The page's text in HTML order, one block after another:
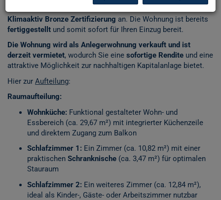
Klimaaktiv Bronze Zertifizierung an. Die Wohnung ist bereits
fertiggestellt und somit sofort für Ihren Einzug bereit.
Die Wohnung wird als Anlegerwohnung verkauft und ist
derzeit vermietet, wodurch Sie eine sofortige Rendite und eine
attraktive Möglichkeit zur nachhaltigen Kapitalanlage bietet.
Hier zur Aufteilung:
Raumaufteilung:
Wohnküche: Funktional gestalteter Wohn- und
Essbereich (ca. 29,67 m²) mit integrierter Küchenzeile
und direktem Zugang zum Balkon
Schlafzimmer 1: Ein Zimmer (ca. 10,82 m²) mit einer
praktischen Schranknische (ca. 3,47 m²) für optimalen
Stauraum
Schlafzimmer 2: Ein weiteres Zimmer (ca. 12,84 m²),
ideal als Kinder-, Gäste- oder Arbeitszimmer nutzbar